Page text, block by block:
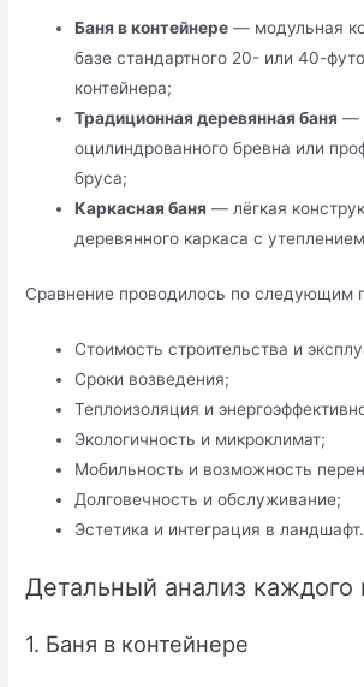
Баня в контейнере — модульная
базе стандартного 20- или 40-
контейнера;
Традиционная деревянная баня —
оцилиндрованного бревна или
бруса;
Каркасная баня — лёгкая
деревянного каркаса с
Сравнение проводилось по следующим
Стоимость строительства и
Сроки возведения;
Теплоизоляция и
Экологичность и микроклимат;
Мобильность и возможность
Долговечность и обслуживание;
Эстетика и интеграция в ландшафт.
Детальный анализ каждого
1. Баня в контейнере